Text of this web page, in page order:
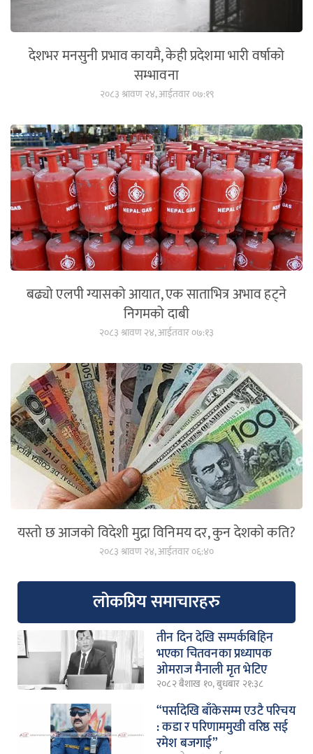
देशभर मनसुनी प्रभाव कायमै, केही प्रदेशमा भारी वर्षाको
सम्भावना
२०८३ श्रावण २४, आईतवार ०७:१९
बढ्यो एलपी ग्यासको आयात, एक साताभित्र अभाव हट्ने
निगमको दाबी
२०८३ श्रावण २४, आईतवार ०७:१३
यस्तो छ आजको विदेशी मुद्रा विनिमय दर, कुन देशको कति?
२०८३ श्रावण २४, आईतवार ०६:४०
लोकप्रिय समाचारहरु
तीन दिन देखि सम्पर्कबिहिन
भएका चितवनका प्रध्यापक
ओमराज मैनाली मृत भेटिए
२०८२ बैशाख १०, बुधबार २१:३८
“पर्सादेखि बाँकेसम्म एउटै परिचय
: कडा र परिणाममुखी वरिष्ठ सई
रमेश बजगाई”